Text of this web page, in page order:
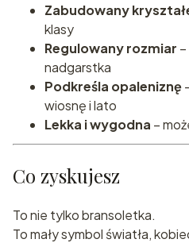
Zabudowany
klasy
Regulowany rozmiar
nadgarstka
Podkreśla opaleniznę
wiosnę i lato
Lekka i wygodna –
Co zyskujesz
To nie tylko bransoletka.
To mały symbol światła,